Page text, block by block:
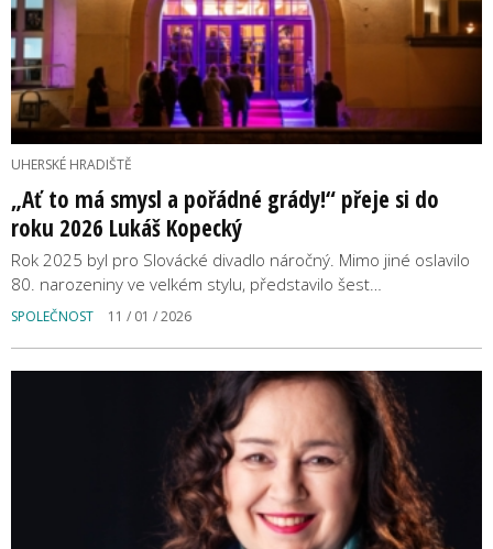
UHERSKÉ HRADIŠTĚ
„Ať to má smysl a pořádné grády!“ přeje si do
roku 2026 Lukáš Kopecký
Rok 2025 byl pro Slovácké divadlo náročný. Mimo jiné oslavilo
80. narozeniny ve velkém stylu, představilo šest…
SPOLEČNOST 11 / 01 / 2026